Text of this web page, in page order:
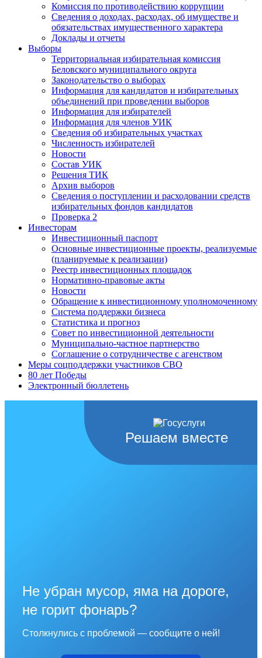
Комиссия по противодействию коррупции
Сведения о доходах, расходах, об имуществе и
обязательствах имущественного характера
Доклады и отчеты
Выборы
Территориальная избирательная комиссия
Беловского муниципального округа
Законодательство о выборах
Информация для кандидатов и избирательных
объединений при проведении выборов
Информация для избирателей
Информация для членов УИК
Сведения об избирательных участках
Численность избирателей
Новости
Состав УИК
Решения ТИК
Архив выборов
Сведения о поступлении и расходовании средств
избирательных фондов кандидатов
Проверка 2
Инвесторам
Инвестиционный паспорт
Основные инвестиционные проекты, реализуемые
(планируемые к реализации)
Реестр инвестиционных площадок
Нормативно-правовые акты
Новости
Обращение к инвестиционному уполномоченному
Система поддержки бизнеса
Статистика и прогноз
Совет по инвестиционной деятельности
Муниципально-частное партнерство
Соглашение о сотрудничестве с агенством
Меры соцподдержки участников СВО
80 лет Победы
Электронный бюллетень
Решаем вместе
Не убран мусор, яма на дороге,
не горит фонарь?
Столкнулись с проблемой — сообщите о ней!